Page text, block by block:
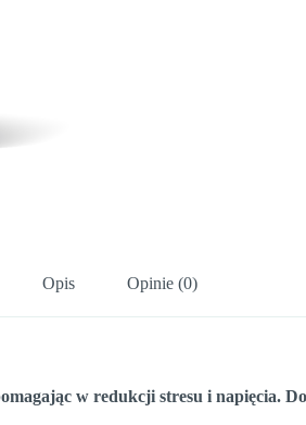
Opis Opinie (0)
w redukcji stresu i napięcia.